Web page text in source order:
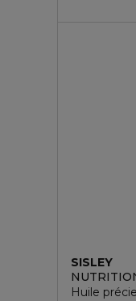
SISLEY
Huile